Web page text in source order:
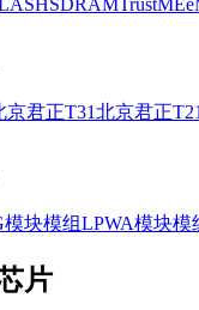
京君正T31北京君正
模块模组LPWA模块模
片